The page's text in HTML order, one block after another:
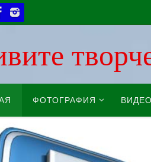
ФОТОГРАФИЯ ВИДЕО